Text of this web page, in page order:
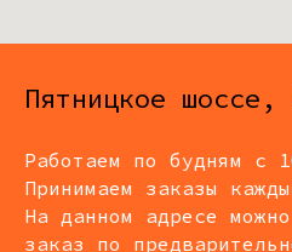
Пятницкое шоссе,
Работаем по будням с
Принимаем заказы
На данном адресе
заказ по